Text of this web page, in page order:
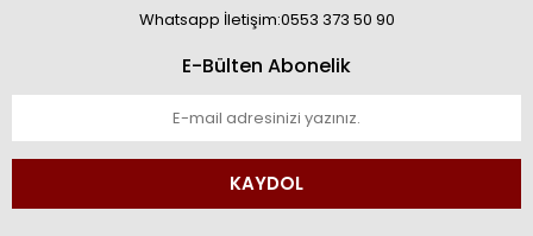
Whatsapp İletişim:0553 373 50 90
E-Bülten Abonelik
KAYDOL